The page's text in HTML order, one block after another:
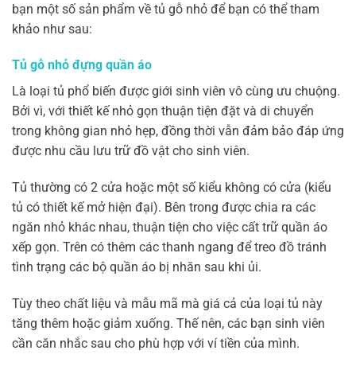
bạn một số sản phẩm về tủ gỗ nhỏ để bạn có thể tham
khảo như sau:
Tủ gỗ nhỏ đựng quần áo
Là loại tủ phổ biến được giới sinh viên vô cùng ưu chuộng.
Bởi vì, với thiết kế nhỏ gọn thuận tiện đặt và di chuyển
trong không gian nhỏ hẹp, đồng thời vẫn đảm bảo đáp ứng
được nhu cầu lưu trữ đồ vật cho sinh viên.
Tủ thường có 2 cửa hoặc một số kiểu không có cửa (kiểu
tủ có thiết kế mở hiện đại). Bên trong được chia ra các
ngăn nhỏ khác nhau, thuận tiện cho việc cất trữ quần áo
xếp gọn. Trên có thêm các thanh ngang để treo đồ tránh
tình trạng các bộ quần áo bị nhăn sau khi ủi.
Tùy theo chất liệu và mẫu mã mà giá cả của loại tủ này
tăng thêm hoặc giảm xuống. Thế nên, các bạn sinh viên
cần căn nhắc sau cho phù hợp với ví tiền của mình.